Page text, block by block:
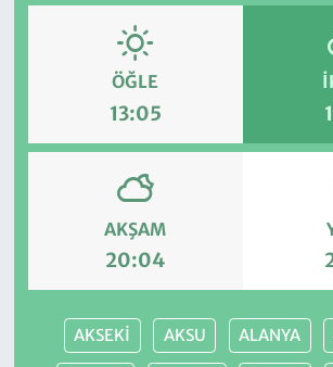
ÖĞLE
13:05
AKŞAM
20:04
AKSEKİ AKSU ALANYA